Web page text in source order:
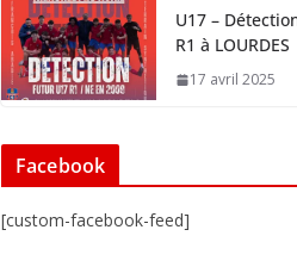
U17 –
R1 à LOURDES
17 avril 2025
Facebook
[custom-facebook-feed]